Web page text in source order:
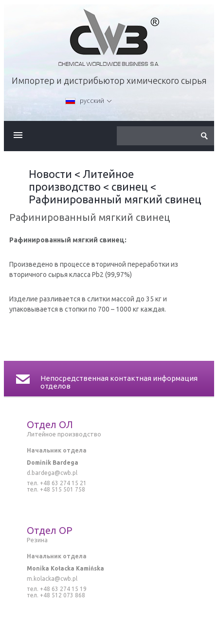
Импортер и дистрибьютор химического сырья
русский
КАРЬЕРА
Новости < Литейное
производство < свинец <
Рафинированный мягкий свинец
Рафинированный мягкий свинец
Рафинированный мягкий свинец:
Произведено в процессе вторичной переработки из
вторичного сырья класса Pb2 (99,97%)
Изделие разливается в слитки массой до 35 кг и
упаковывается в стопки по 700 – 1000 кг каждая.
Непосредственная контактная информация
отделов
Отдел ОЛ
Литейное производство
Начальник отдела
Dominik Bardega
d.bardega@cwb.pl
тел. +48 63 274 15 21
тел. +48 515 501 758
Отдел ОР
Резина
Начальник отдела
Monika Kołacka Kamińska
m.kolacka@cwb.pl
тел. +48 63 274 15 19
тел. +48 512 073 868